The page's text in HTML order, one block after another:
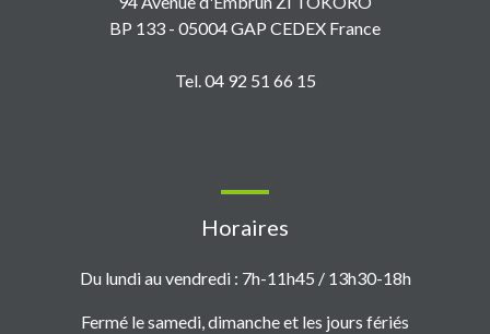
BP 133 - 05004 GAP CEDEX France
Tel. 04 92 51 66 15
Horaires
Du lundi au vendredi : 7h-11h45 / 13h30-18h
Fermé le samedi, dimanche et les jours fériés